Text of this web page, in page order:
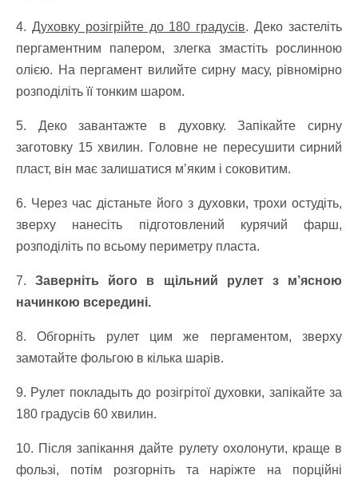
4. Духовку розігрійте до 180 градусів. Деко застеліть
пергаментним папером, злегка змастіть рослинною
олією. На пергамент вилийте сирну масу, рівномірно
розподіліть її тонким шаром.
5. Деко завантажте в духовку. Запікайте сирну
заготовку 15 хвилин. Головне не пересушити сирний
пласт, він має залишатися м’яким і соковитим.
6. Через час дістаньте його з духовки, трохи остудіть,
зверху нанесіть підготовлений курячий фарш,
розподіліть по всьому периметру пласта.
7.Заверніть його в щільний рулет з м’ясною
начинкою всередині.
8. Обгорніть рулет цим же пергаментом, зверху
замотайте фольгою в кілька шарів.
9. Рулет покладыть до розігрітої духовки, запікайте за
180 градусів 60 хвилин.
10. Після запікання дайте рулету охолонути, краще в
фользі, потім розгорніть та наріжте на порційні